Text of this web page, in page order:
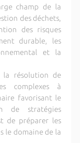
champ de la
des déchets,
des risques
durable, les
et la
la résolution de
complexes à
favorisant le
de stratégies
de préparer les
le domaine de la